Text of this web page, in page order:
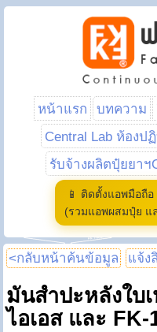
หน้าแรก บทความ
Central Lab ห้องป
รับจ้างผลิตปุ๋ยยาฯ
📱 ติดตั้งแอพมือถื
(รวมแอพผสมปุ๋ย แ
<กลับหน้าค้นข้อมูล แจ้ง
มันสำปะหลังใบ
ไอเอส และ FK-